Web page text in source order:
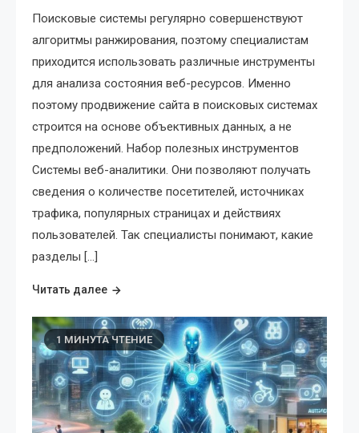
Поисковые системы регулярно совершенствуют
алгоритмы ранжирования, поэтому специалистам
приходится использовать различные инструменты
для анализа состояния веб-ресурсов. Именно
поэтому продвижение сайта в поисковых системах
строится на основе объективных данных, а не
предположений. Набор полезных инструментов
Системы веб-аналитики. Они позволяют получать
сведения о количестве посетителей, источниках
трафика, популярных страницах и действиях
пользователей. Так специалисты понимают, какие
разделы […]
Читать далее
1 МИНУТА ЧТЕНИЕ